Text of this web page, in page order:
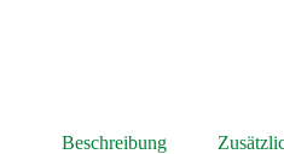
Beschreibung